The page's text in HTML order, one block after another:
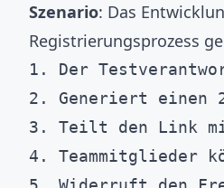
Szenario: Das
Registrierungsprozess
1. Der
2. Generiert einen
3. Teilt den Link
4. Teammitglieder